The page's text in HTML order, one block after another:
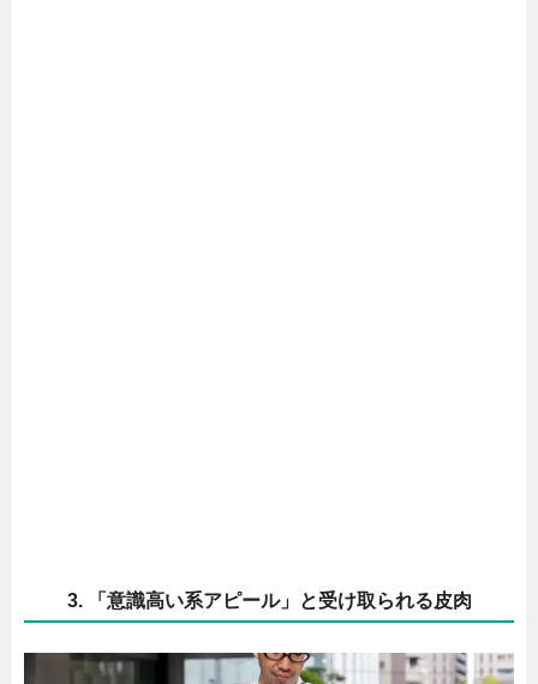
3. 「意識高い系アピール」と受け取られる皮肉